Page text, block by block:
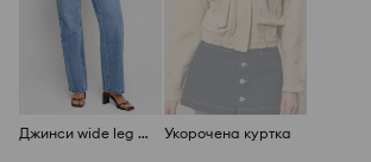
Джинси wide leg із високою талією Укорочена куртка